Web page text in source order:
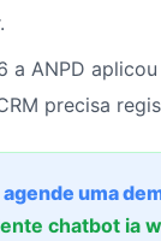
a ANPD
precisa
agende uma
chatbot ia